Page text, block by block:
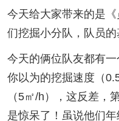
今天给大家带来的是
们挖掘小分队，队员
今天的俩位队友都有一
你以为的挖掘速度（
（5㎡/h），这反差，
是惊呆了！虽说他们